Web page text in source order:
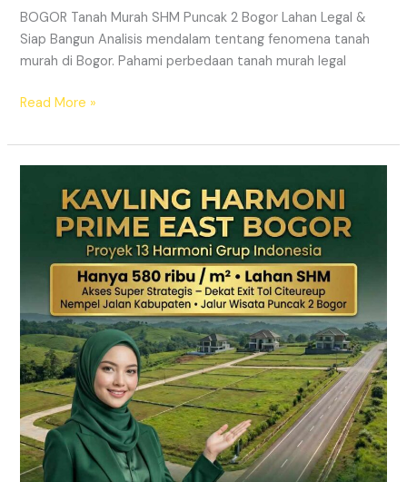
BOGOR Tanah Murah SHM Puncak 2 Bogor Lahan Legal &
Siap Bangun Analisis mendalam tentang fenomena tanah
murah di Bogor. Pahami perbedaan tanah murah legal
Read More »
Hanjawong
Puncak
Bogor
Gunung
&
SHM
Pecah
Sertifikat